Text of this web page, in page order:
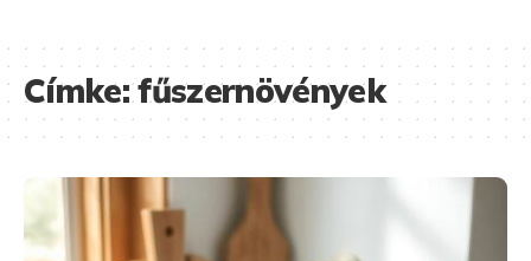
Címke:fűszernövények